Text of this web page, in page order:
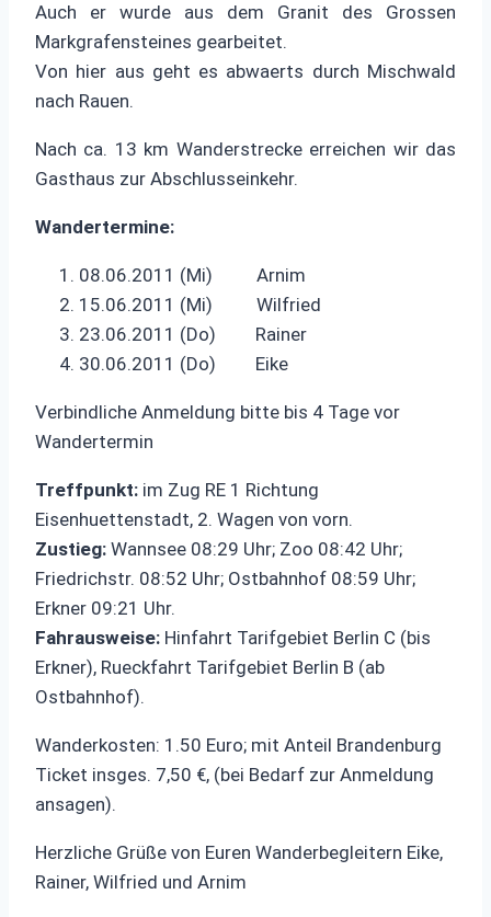
Auch er wurde aus dem Granit des Grossen
Markgrafensteines gearbeitet.
Von hier aus geht es abwaerts durch Mischwald
nach Rauen.
Nach ca. 13 km Wanderstrecke erreichen wir das
Gasthaus zur Abschlusseinkehr.
Wandertermine:
08.06.2011 (Mi) Arnim
15.06.2011 (Mi) Wilfried
23.06.2011 (Do) Rainer
30.06.2011 (Do) Eike
Verbindliche Anmeldung bitte bis 4 Tage vor
Wandertermin
Treffpunkt: im Zug RE 1 Richtung
Eisenhuettenstadt, 2. Wagen von vorn.
Zustieg: Wannsee 08:29 Uhr; Zoo 08:42 Uhr;
Friedrichstr. 08:52 Uhr; Ostbahnhof 08:59 Uhr;
Erkner 09:21 Uhr.
Fahrausweise: Hinfahrt Tarifgebiet Berlin C (bis
Erkner), Rueckfahrt Tarifgebiet Berlin B (ab
Ostbahnhof).
Wanderkosten: 1.50 Euro; mit Anteil Brandenburg
Ticket insges. 7,50 €, (bei Bedarf zur Anmeldung
ansagen).
Herzliche Grüße von Euren Wanderbegleitern Eike,
Rainer, Wilfried und Arnim